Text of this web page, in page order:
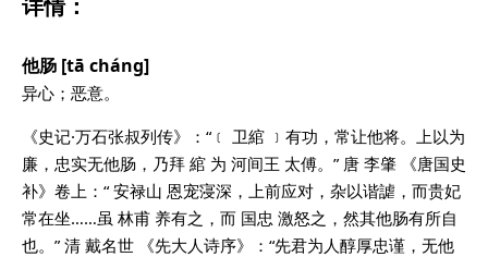
详情：
他肠 [tā cháng]
异心；恶意。
《史记·万石张叔列传》：“﹝ 卫綰 ﹞有功，常让他将。上以为
廉，忠实无他肠，乃拜 綰 为 河间王 太傅。” 唐 李肇 《唐国史
补》卷上：“ 安禄山 恩宠寖深，上前应对，杂以谐謔，而贵妃
常在坐……虽 林甫 养有之，而 国忠 激怒之，然其他肠有所自
也。” 清 戴名世 《先大人诗序》：“先君为人醇厚忠谨，无他